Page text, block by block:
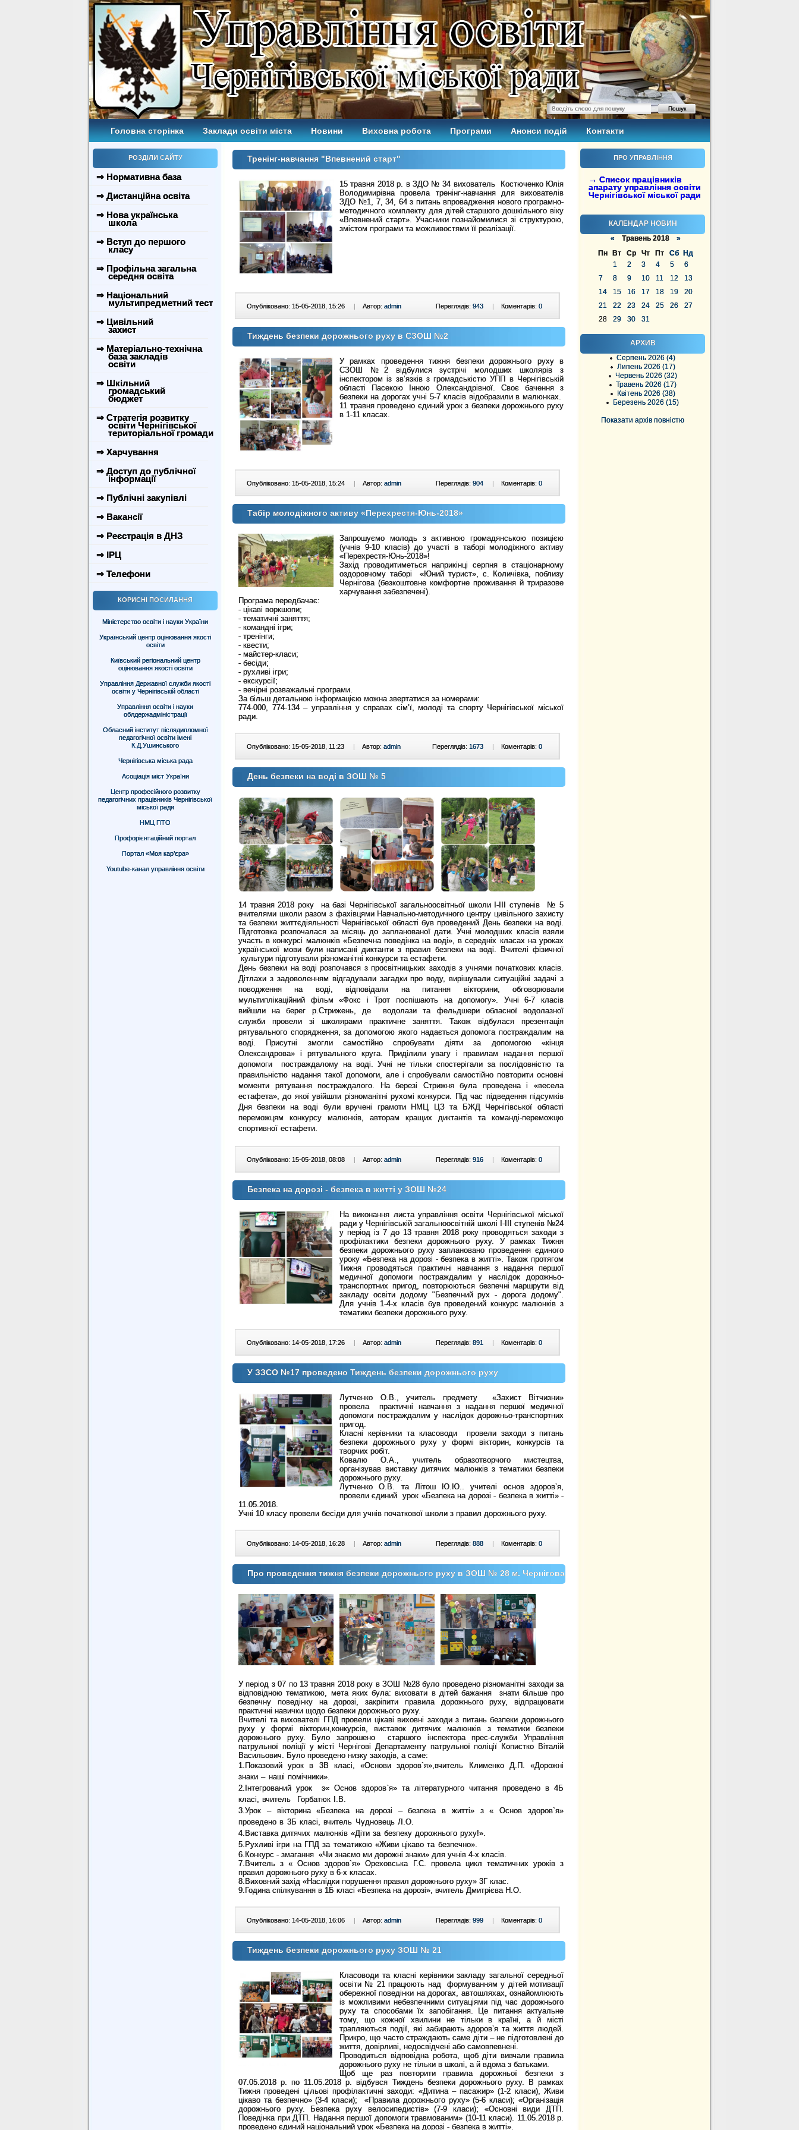
Головна сторінка Заклади освіти міста Новини Виховна робота Програми Анонси подій Контакти
РОЗДІЛИ САЙТУ
⇒ Нормативна база
⇒ Дистанційна освіта
⇒ Нова українська
школа
⇒ Вступ до першого
класу
⇒ Профільна загальна
середня освіта
⇒ Національний
мультипредметний тест
⇒ Цивільний
захист
⇒ Матеріально-технічна
база закладів
освіти
⇒ Шкільний
громадський
бюджет
⇒ Стратегія розвитку
освіти Чернігівської
територіальної громади
⇒ Харчування
⇒ Доступ до публічної
інформації
⇒ Публічні закупівлі
⇒ Вакансії
⇒ Реєстрація в ДНЗ
⇒ ІРЦ
⇒ Телефони
КОРИСНІ ПОСИЛАННЯ
Міністерство освіти і науки України
Український центр оцінювання якості
освіти
Київський регіональний центр
оцінювання якості освіти
Управління Державної служби якості
освіти у Чернігівській області
Управління освіти і науки
облдержадміністрації
Обласний інститут післядипломної
педагогічної освіти імені
К.Д.Ушинського
Чернігівська міська рада
Асоціація міст України
Центр професійного розвитку
педагогічних працівників Чернігівської
міської ради
НМЦ ПТО
Профорієнтаційний портал
Портал «Моя кар’єра»
Youtube-канал управління освіти
ПРО УПРАВЛІННЯ
→ Список працівників
апарату управління освіти
Чернігівської міської ради
КАЛЕНДАР НОВИН
« Травень 2018 »
Пн
Вт Ср Чт Пт Сб
Нд
1
2 3 4 5
6
7
8 9 10 11 12
13
14
15 16 17 18 19
20
21
22 23 24 25 26
27
28
29 30 31
АРХИВ
Серпень 2026 (4)
Липень 2026 (17)
Червень 2026 (32)
Травень 2026 (17)
Квітень 2026 (38)
Березень 2026 (15)
Показати архів повністю
Тренінг-навчання "Впевнений старт"
15 травня 2018 р. в ЗДО № 34 вихователь Костюченко Юлія
Володимирівна провела тренінг-навчання для вихователів
ЗДО №1, 7, 34, 64 з питань впровадження нового програмно-
методичного комплекту для дітей старшого дошкільного віку
«Впевнений старт». Учасники познайомилися зі структурою,
змістом програми та можливостями її реалізації.
Опубліковано: 15-05-2018, 15:26 | Автор: admin Коментарів: 0
Переглядів: 943 |
Тиждень безпеки дорожнього руху в СЗОШ №2
У рамках проведення тижня безпеки дорожнього руху в
СЗОШ №2 відбулися зустрічі молодших школярів з
інспектором із зв’язків з громадськістю УПП в Чернігівській
області Пасекою Інною Олександрівної. Своє бачення з
безпеки на дорогах учні 5-7 класів відобразили в малюнках.
11 травня проведено єдиний урок з безпеки дорожнього руху
в 1-11 класах.
Опубліковано: 15-05-2018, 15:24 | Автор: admin Коментарів: 0
Переглядів: 904 |
Табір молодіжного активу «Перехрестя-Юнь-2018»
Запрошуємо молодь з активною громадянською позицією
(учнів 9-10 класів) до участі в таборі молодіжного активу
«Перехрестя-Юнь-2018»!
Захід проводитиметься наприкінці серпня в стаціонарному
оздоровчому таборі «Юний турист», с. Количівка, поблизу
Чернігова (безкоштовне комфортне проживання й триразове
харчування забезпечені).
Програма передбачає:
- цікаві воркшопи;
- тематичні заняття;
- командні ігри;
- тренінги;
- квести;
- майстер-класи;
- бесіди;
- рухливі ігри;
- екскурсії;
- вечірні розважальні програми.
За більш детальною інформацією можна звертатися за номерами:
774-000, 774-134 – управління у справах сім’ї, молоді та спорту Чернігівської міської
ради.
Опубліковано: 15-05-2018, 11:23 | Автор: admin Коментарів: 0
Переглядів: 1673 |
День безпеки на воді в ЗОШ № 5
14 травня 2018 року на базі Чернігівської загальноосвітньої школи І-ІІІ ступенів № 5
вчителями школи разом з фахівцями Навчально-методичного центру цивільного захисту
та безпеки життєдіяльності Чернігівської області був проведений День безпеки на воді.
Підготовка розпочалася за місяць до запланованої дати. Учні молодших класів взяли
участь в конкурсі малюнків «Безпечна поведінка на воді», в середніх класах на уроках
української мови були написані диктанти з правил безпеки на воді. Вчителі фізичної
культури підготували різноманітні конкурси та естафети.
День безпеки на воді розпочався з просвітницьких заходів з учнями початкових класів.
Дітлахи з задоволенням відгадували загадки про воду, вирішували ситуаційні задачі з
поводження на воді, відповідали на питання вікторини, обговорювали
мультиплікаційний фільм «Фокс і Трот поспішають на допомогу». Учні 6-7 класів
вийшли на берег р.Стрижень, де водолази та фельдшери обласної водолазної
служби провели зі школярами практичне заняття. Також відбулася презентація
рятувального спорядження, за допомогою якого надається допомога постраждалим на
воді. Присутні змогли самостійно спробувати діяти за допомогою «кінця
Олександрова» і рятувального круга. Приділили увагу і правилам надання першої
допомоги постраждалому на воді. Учні не тільки спостерігали за послідовністю та
правильністю надання такої допомоги, але і спробували самостійно повторити основні
моменти рятування постраждалого. На березі Стрижня була проведена і «весела
естафета», до якої увійшли різноманітні рухомі конкурси. Під час підведення підсумків
Дня безпеки на воді були вручені грамоти НМЦ ЦЗ та БЖД Чернігівської області
переможцям конкурсу малюнків, авторам кращих диктантів та команді-переможцю
спортивної естафети.
Опубліковано: 15-05-2018, 08:08 | Автор: admin Коментарів: 0
Переглядів: 916 |
Безпека на дорозі - безпека в житті у ЗОШ №24
На виконання листа управління освіти Чернігівської міської
ради у Чернігівській загальноосвітній школі І-ІІІ ступенів №24
у період із 7 до 13 травня 2018 року проводяться заходи з
профілактики безпеки дорожнього руху. У рамках Тижня
безпеки дорожнього руху заплановано проведення єдиного
уроку «Безпека на дорозі - безпека в житті». Також протягом
Тижня проводяться практичні навчання з надання першої
медичної допомоги постраждалим у наслідок дорожньо-
транспортних пригод, повторюються безпечні маршрути від
закладу освіти додому "Безпечний рух - дорога додому".
Для учнів 1-4-х класів був проведений конкурс малюнків з
тематики безпеки дорожнього руху.
Опубліковано: 14-05-2018, 17:26 | Автор: admin Коментарів: 0
Переглядів: 891 |
У ЗЗСО №17 проведено Тиждень безпеки дорожнього руху
Лутченко О.В., учитель предмету «Захист Вітчизни»
провела практичні навчання з надання першої медичної
допомоги постраждалим у наслідок дорожньо-транспортних
пригод.
Класні керівники та класоводи провели заходи з питань
безпеки дорожнього руху у формі вікторин, конкурсів та
творчих робіт.
Ковалю О.А., учитель образотворчого мистецтва,
організував виставку дитячих малюнків з тематики безпеки
дорожнього руху.
Лутченко О.В. та Літош Ю.Ю.. учителі основ здоров’я,
провели єдиний урок «Безпека на дорозі - безпека в житті» -
11.05.2018.
Учні 10 класу провели бесіди для учнів початкової школи з правил дорожнього руху.
Опубліковано: 14-05-2018, 16:28 | Автор: admin Коментарів: 0
Переглядів: 888 |
Про проведення тижня безпеки дорожнього руху в ЗОШ № 28 м. Чернігова
У період з 07 по 13 травня 2018 року в ЗОШ №28 було проведено різноманітні заходи за
відповідною тематикою, мета яких була: виховати в дітей бажання знати більше про
безпечну поведінку на дорозі, закріпити правила дорожнього руху, відпрацювати
практичні навички щодо безпеки дорожнього руху.
Вчителі та вихователі ГПД провели цікаві виховні заходи з питань безпеки дорожнього
руху у формі вікторин,конкурсів, виставок дитячих малюнків з тематики безпеки
дорожнього руху. Було запрошено старшого інспектора прес-служби Управління
патрульної поліції у місті Чернігові Департаменту патрульної поліції Копистко Віталій
Васильович. Було проведено низку заходів, а саме:
1.Показовий урок в 3В класі, «Основи здоров`я»,вчитель Клименко Д.П. «Дорожні
знаки – наші помічники».
2.Інтегрований урок з« Основ здоров`я» та літературного читання проведено в 4Б
класі, вчитель Горбатюк І.В.
3.Урок – вікторина «Безпека на дорозі – безпека в житті» з « Основ здоров`я»
проведено в 3Б класі, вчитель Чудновець Л.О.
4.Виставка дитячих малюнків «Діти за безпеку дорожнього руху!».
5.Рухливі ігри на ГПД за тематикою «Живи цікаво та безпечно».
6.Конкурс - змагання «Чи знаємо ми дорожні знаки» для учнів 4-х класів.
7.Вчитель з « Основ здоров`я» Ореховська Г.С. провела цикл тематичних уроків з
правил дорожнього руху в 6-х класах.
8.Виховний захід «Наслідки порушення правил дорожнього руху» 3Г клас.
9.Година спілкування в 1Б класі «Безпека на дорозі», вчитель Дмитрієва Н.О.
Опубліковано: 14-05-2018, 16:06 | Автор: admin Коментарів: 0
Переглядів: 999 |
Тиждень безпеки дорожнього руху ЗОШ № 21
Класоводи та класні керівники закладу загальної середньої
освіти № 21 працюють над формуванням у дітей мотивації
обережної поведінки на дорогах, автошляхах, ознайомлюють
із можливими небезпечними ситуаціями під час дорожнього
руху та способами їх запобігання. Це питання актуальне
тому, що кожної хвилини не тільки в країні, а й місті
трапляються події, які забирають здоров’я та життя людей.
Прикро, що часто страждають саме діти – не підготовлені до
життя, довірливі, недосвідчені або самовпевнені.
Проводиться відповідна робота, щоб діти вивчали правила
дорожнього руху не тільки в школі, а й вдома з батьками.
Щоб ще раз повторити правила дорожньої безпеки з
07.05.2018 р. по 11.05.2018 р. відбувся Тиждень безпеки дорожнього руху. В рамках
Тижня проведені цільові профілактичні заходи: «Дитина – пасажир» (1-2 класи), Живи
цікаво та безпечно» (3-4 класи); «Правила дорожнього руху» (5-6 класи); «Організація
дорожнього руху. Безпека руху велосипедистів» (7-9 класи); «Основні види ДТП.
Поведінка при ДТП. Надання першої допомоги травмованим» (10-11 класи). 11.05.2018 р.
проведено єдиний національний урок «Безпека на дорозі - безпека в житті».